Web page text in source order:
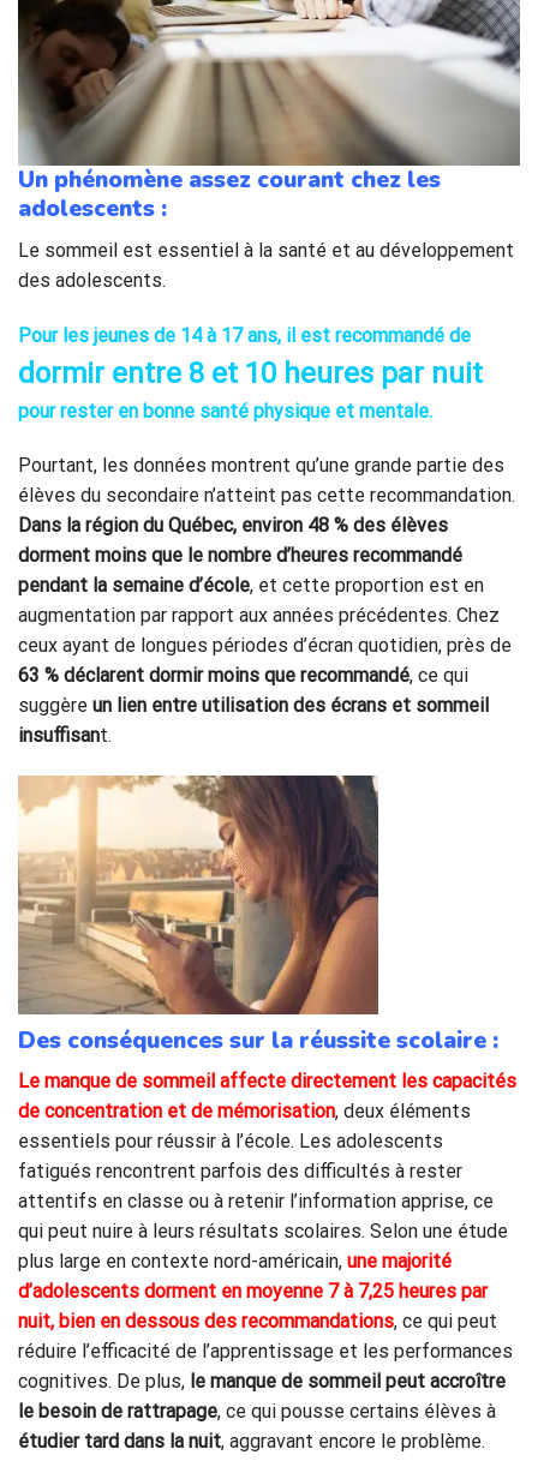
Un phénomène assez courant chez les
adolescents :
Le sommeil est essentiel à la santé et au développement
des adolescents.
Pour les jeunes de 14 à 17 ans, il est recommandé de
dormir entre 8 et 10 heures par nuit
pour rester en bonne santé physique et mentale.
Pourtant, les données montrent qu’une grande partie des
élèves du secondaire n’atteint pas cette recommandation.
Dans la région du Québec, environ 48 % des élèves
dorment moins que le nombre d’heures recommandé
pendant la semaine d’école, et cette proportion est en
augmentation par rapport aux années précédentes. Chez
ceux ayant de longues périodes d’écran quotidien, près de
63 % déclarent dormir moins que recommandé, ce qui
suggère un lien entre utilisation des écrans et sommeil
insuffisant.
Des conséquences sur la réussite scolaire :
Le manque de sommeil affecte directement les capacités
de concentration et de mémorisation, deux éléments
essentiels pour réussir à l’école. Les adolescents
fatigués rencontrent parfois des difficultés à rester
attentifs en classe ou à retenir l’information apprise, ce
qui peut nuire à leurs résultats scolaires. Selon une étude
plus large en contexte nord-américain, une majorité
d’adolescents dorment en moyenne 7 à 7,25 heures par
nuit, bien en dessous des recommandations, ce qui peut
réduire l’efficacité de l’apprentissage et les performances
cognitives. De plus, le manque de sommeil peut accroître
le besoin de rattrapage, ce qui pousse certains élèves à
étudier tard dans la nuit, aggravant encore le problème.